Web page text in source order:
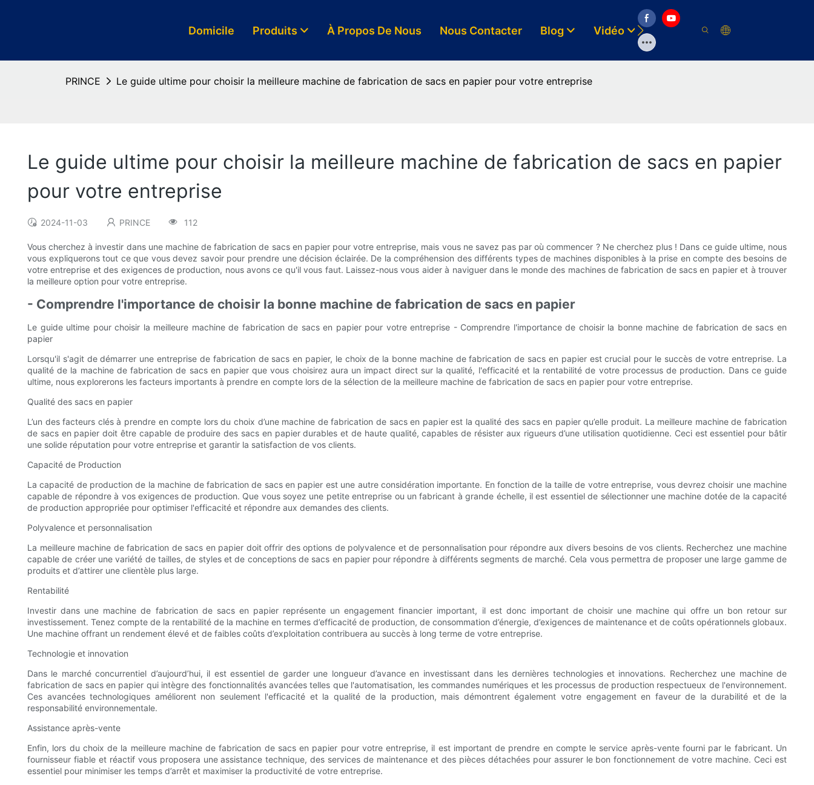
Domicile Produits À Propos De Nous Nous Contacter Blog Vidéo Solutions Ressource
PRINCE Le guide ultime pour choisir la meilleure machine de fabrication de sacs en papier pour votre entreprise
Le guide ultime pour choisir la meilleure machine de fabrication de sacs en papier
pour votre entreprise
2024-11-03 PRINCE 112
Vous cherchez à investir dans une machine de fabrication de sacs en papier pour votre entreprise, mais vous ne savez pas par où commencer ? Ne cherchez plus ! Dans ce guide ultime, nous
vous expliquerons tout ce que vous devez savoir pour prendre une décision éclairée. De la compréhension des différents types de machines disponibles à la prise en compte des besoins de
votre entreprise et des exigences de production, nous avons ce qu'il vous faut. Laissez-nous vous aider à naviguer dans le monde des machines de fabrication de sacs en papier et à trouver
la meilleure option pour votre entreprise.
- Comprendre l'importance de choisir la bonne machine de fabrication de sacs en papier
Le guide ultime pour choisir la meilleure machine de fabrication de sacs en papier pour votre entreprise - Comprendre l'importance de choisir la bonne machine de fabrication de sacs en
papier
Lorsqu'il s'agit de démarrer une entreprise de fabrication de sacs en papier, le choix de la bonne machine de fabrication de sacs en papier est crucial pour le succès de votre entreprise. La
qualité de la machine de fabrication de sacs en papier que vous choisirez aura un impact direct sur la qualité, l'efficacité et la rentabilité de votre processus de production. Dans ce guide
ultime, nous explorerons les facteurs importants à prendre en compte lors de la sélection de la meilleure machine de fabrication de sacs en papier pour votre entreprise.
Qualité des sacs en papier
L’un des facteurs clés à prendre en compte lors du choix d’une machine de fabrication de sacs en papier est la qualité des sacs en papier qu’elle produit. La meilleure machine de fabrication
de sacs en papier doit être capable de produire des sacs en papier durables et de haute qualité, capables de résister aux rigueurs d’une utilisation quotidienne. Ceci est essentiel pour bâtir
une solide réputation pour votre entreprise et garantir la satisfaction de vos clients.
Capacité de Production
La capacité de production de la machine de fabrication de sacs en papier est une autre considération importante. En fonction de la taille de votre entreprise, vous devrez choisir une machine
capable de répondre à vos exigences de production. Que vous soyez une petite entreprise ou un fabricant à grande échelle, il est essentiel de sélectionner une machine dotée de la capacité
de production appropriée pour optimiser l'efficacité et répondre aux demandes des clients.
Polyvalence et personnalisation
La meilleure machine de fabrication de sacs en papier doit offrir des options de polyvalence et de personnalisation pour répondre aux divers besoins de vos clients. Recherchez une machine
capable de créer une variété de tailles, de styles et de conceptions de sacs en papier pour répondre à différents segments de marché. Cela vous permettra de proposer une large gamme de
produits et d’attirer une clientèle plus large.
Rentabilité
Investir dans une machine de fabrication de sacs en papier représente un engagement financier important, il est donc important de choisir une machine qui offre un bon retour sur
investissement. Tenez compte de la rentabilité de la machine en termes d’efficacité de production, de consommation d’énergie, d’exigences de maintenance et de coûts opérationnels globaux.
Une machine offrant un rendement élevé et de faibles coûts d’exploitation contribuera au succès à long terme de votre entreprise.
Technologie et innovation
Dans le marché concurrentiel d’aujourd’hui, il est essentiel de garder une longueur d’avance en investissant dans les dernières technologies et innovations. Recherchez une machine de
fabrication de sacs en papier qui intègre des fonctionnalités avancées telles que l'automatisation, les commandes numériques et les processus de production respectueux de l'environnement.
Ces avancées technologiques améliorent non seulement l'efficacité et la qualité de la production, mais démontrent également votre engagement en faveur de la durabilité et de la
responsabilité environnementale.
Assistance après-vente
Enfin, lors du choix de la meilleure machine de fabrication de sacs en papier pour votre entreprise, il est important de prendre en compte le service après-vente fourni par le fabricant. Un
fournisseur fiable et réactif vous proposera une assistance technique, des services de maintenance et des pièces détachées pour assurer le bon fonctionnement de votre machine. Ceci est
essentiel pour minimiser les temps d’arrêt et maximiser la productivité de votre entreprise.